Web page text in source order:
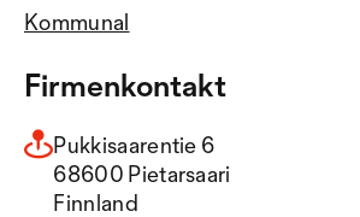
Kommunal
Firmenkontakt
Pukkisaarentie 6
68600 Pietarsaari
Finnland